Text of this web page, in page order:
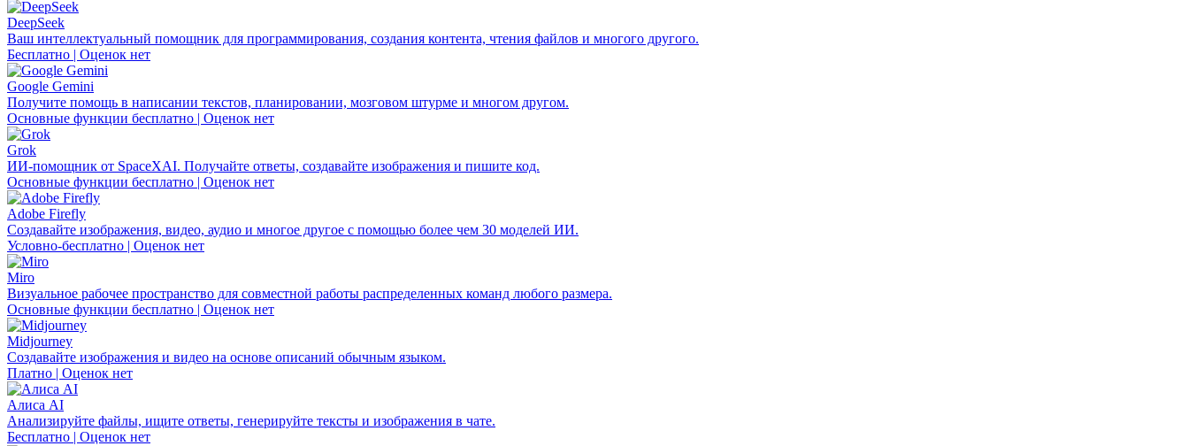
DeepSeek
Ваш интеллектуальный помощник для программирования, создания контента, чтения файлов и многого другого.
Бесплатно | Оценок нет
Google Gemini
Получите помощь в написании текстов, планировании, мозговом штурме и многом другом.
Основные функции бесплатно | Оценок нет
Grok
ИИ-помощник от SpaceXAI. Получайте ответы, создавайте изображения и пишите код.
Основные функции бесплатно | Оценок нет
Adobe Firefly
Создавайте изображения, видео, аудио и многое другое с помощью более чем 30 моделей ИИ.
Условно-бесплатно | Оценок нет
Miro
Визуальное рабочее пространство для совместной работы распределенных команд любого размера.
Основные функции бесплатно | Оценок нет
Midjourney
Создавайте изображения и видео на основе описаний обычным языком.
Платно | Оценок нет
Алиса AI
Анализируйте файлы, ищите ответы, генерируйте тексты и изображения в чате.
Бесплатно | Оценок нет